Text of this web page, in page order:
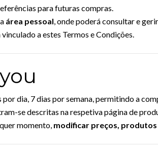
para futuras compras.
área pessoal, onde poderá consultar e
a estes Termos e Condições.
dia, 7 dias por semana, permitindo a
se descritas na respetiva página de
momento, modificar preços,